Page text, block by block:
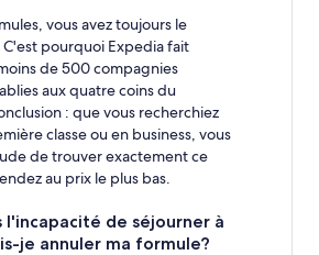
vous avez toujours le
pourquoi Expedia fait
de 500 compagnies
aux quatre coins du
: que vous recherchiez
classe ou en business, vous
de trouver exactement ce
au prix le plus bas.
l'incapacité de séjourner à
je annuler ma formule?